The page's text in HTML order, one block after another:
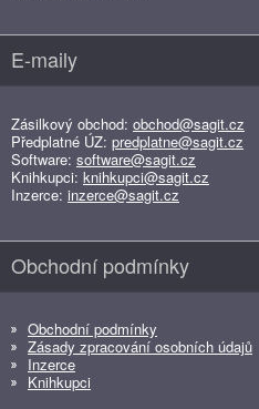
E-maily
Zásilkový obchod: obchod@sagit.cz
Předplatné ÚZ: predplatne@sagit.cz
Software: software@sagit.cz
Knihkupci: knihkupci@sagit.cz
Inzerce: inzerce@sagit.cz
Obchodní podmínky
Obchodní podmínky
Zásady zpracování osobních údajů
Inzerce
Knihkupci